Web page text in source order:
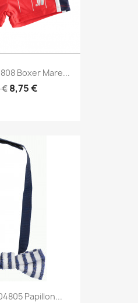
Boxer Mare...
€ 8,75 €
Papillon...